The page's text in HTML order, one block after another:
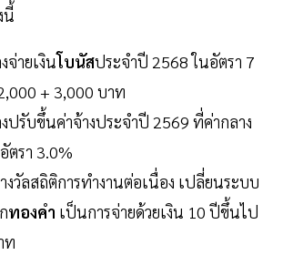
นี้
ายเงินโบนัสประจำปี 2568 ในอัตรา 7
+ 3,000 บาท
รับขึ้นค่าจ้างประจำปี 2569 ที่ค่ากลาง
ตรา 3.0%
งวัลสถิติการทำงานต่อเนื่อง เปลี่ยนระบบ
ทองคำ เป็นการจ่ายด้วยเงิน 10 ปีขึ้นไป
ท